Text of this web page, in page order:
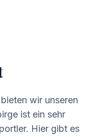
wir unseren
ist ein sehr
Hier gibt es